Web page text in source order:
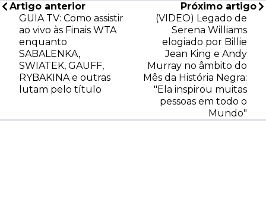
Artigo anterior
GUIA TV: Como assistir
ao vivo às Finais WTA
enquanto
SABALENKA,
SWIATEK, GAUFF,
RYBAKINA e outras
lutam pelo título
Próximo artigo
(VIDEO) Legado de
Serena Williams
elogiado por Billie
Jean King e Andy
Murray no âmbito do
Mês da História Negra:
"Ela inspirou muitas
pessoas em todo o
Mundo"